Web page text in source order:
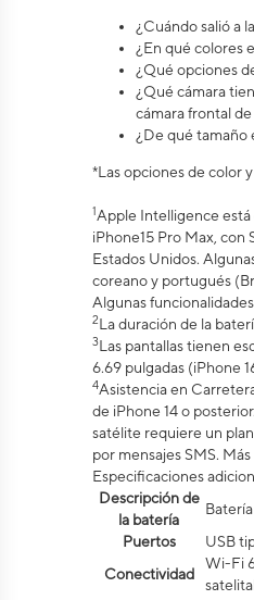
¿Cuándo salió a
¿En qué colores
¿Qué opciones
¿Qué cámara
cámara frontal de
¿De qué tamaño
*Las opciones de color
1Apple Intelligence está
iPhone15 Pro Max, con
Estados Unidos.
coreano y portugués
Algunas
2La duración de la
3Las pantallas tienen
6.69 pulgadas (iPhone
4Asistencia en
de iPhone 14 o
satélite requiere un
por mensajes SMS.
Especificaciones
Descripción de
la batería
Puertos
USB
Conectividad
Wi-Fi